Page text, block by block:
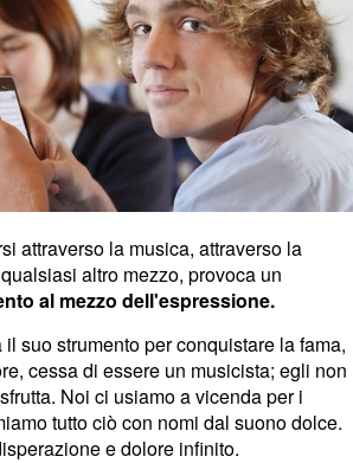
attraverso la musica, attraverso la
altro mezzo, provoca un
al mezzo dell'espressione.
suo strumento per conquistare la fama,
cessa di essere un musicista; egli non
Noi ci usiamo a vicenda per i
tutto ciò con nomi dal suono dolce.
e dolore infinito.